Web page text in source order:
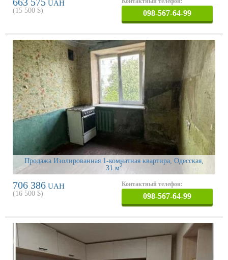
UAH
(15 500 $) 098-567-64-99
Продажа Изолированная 1-комнатная квартира, Одесская
31 м2
706 386 UAH
(16 500 $)
Контактный телефон:
098-567-64-99